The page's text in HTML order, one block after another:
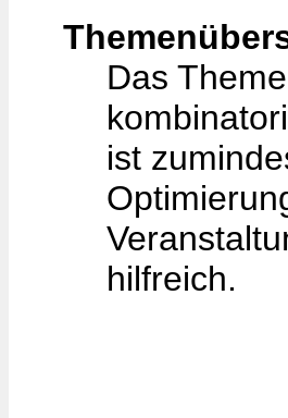
Das
ist
hilfreich.